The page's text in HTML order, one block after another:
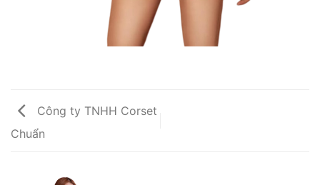
Công ty TNHH Corset
Chuẩn